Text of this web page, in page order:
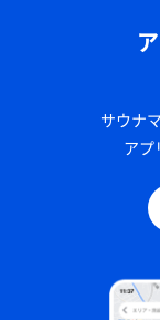
サウナ
アプ